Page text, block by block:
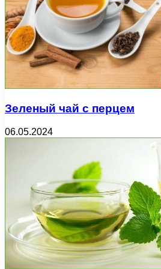
Зеленый чай с перцем
06.05.2024